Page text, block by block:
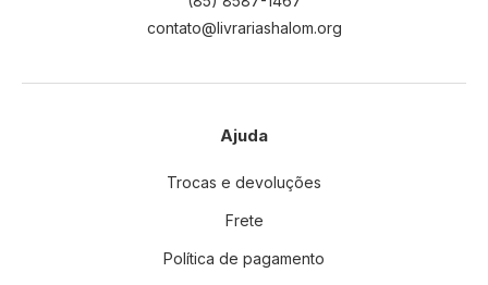
contato@livrariashalom.org
Ajuda
Trocas e devoluções
Frete
Política de pagamento